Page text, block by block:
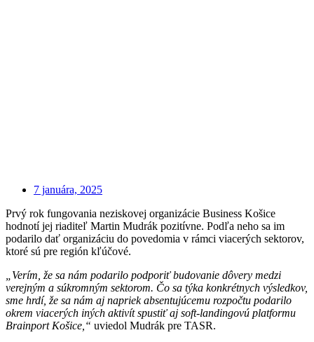
7 januára, 2025
Prvý rok fungovania neziskovej organizácie Business Košice
hodnotí jej riaditeľ Martin Mudrák pozitívne. Podľa neho sa im
podarilo dať organizáciu do povedomia v rámci viacerých sektorov,
ktoré sú pre región kľúčové.
„Verím, že sa nám podarilo podporiť budovanie dôvery medzi
verejným a súkromným sektorom. Čo sa týka konkrétnych výsledkov,
sme hrdí, že sa nám aj napriek absentujúcemu rozpočtu podarilo
okrem viacerých iných aktivít spustiť aj soft-landingovú platformu
Brainport Košice,“ uviedol Mudrák pre TASR.